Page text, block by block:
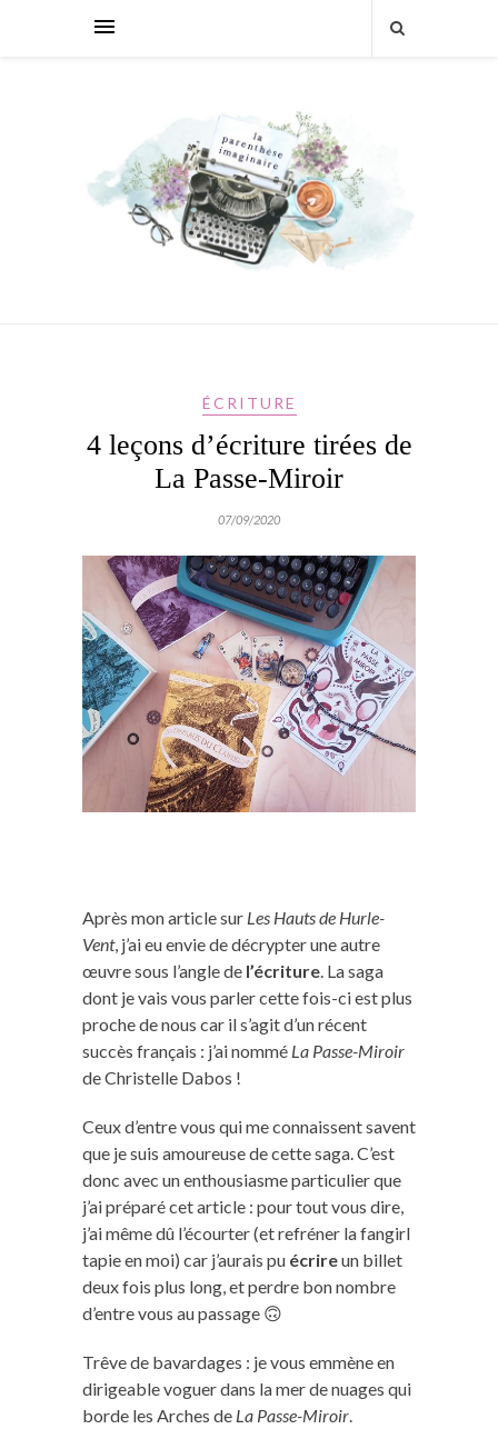
ÉCRITURE
4 leçons d’écriture tirées de
La Passe-Miroir
07/09/2020
Après mon article sur Les Hauts de Hurle-
Vent, j’ai eu envie de décrypter une autre
œuvre sous l’angle de l’écriture . La saga
dont je vais vous parler cette fois-ci est plus
proche de nous car il s’agit d’un récent
succès français : j’ai nommé La Passe-Miroir
de Christelle Dabos !
Ceux d’entre vous qui me connaissent savent
que je suis amoureuse de cette saga. C’est
donc avec un enthousiasme particulier que
j’ai préparé cet article : pour tout vous dire,
j’ai même dû l’écourter (et refréner la fangirl
tapie en moi) car j’aurais pu écrireun billet
deux fois plus long, et perdre bon nombre
d’entre vous au passage 🙃
Trêve de bavardages : je vous emmène en
dirigeable voguer dans la mer de nuages qui
borde les Arches de La Passe-Miroir